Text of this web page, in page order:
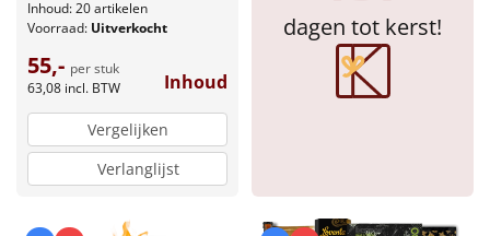
Particulier
Kerstgeschenken 2026
Relatiegeschenken
Cadeaubon
Inhoud: 20 artikelen
Voorraad: Uitverkocht
55,- per stuk
63,08 incl. BTW Inhoud
Vergelijken
Verlanglijst
dagen tot kerst!